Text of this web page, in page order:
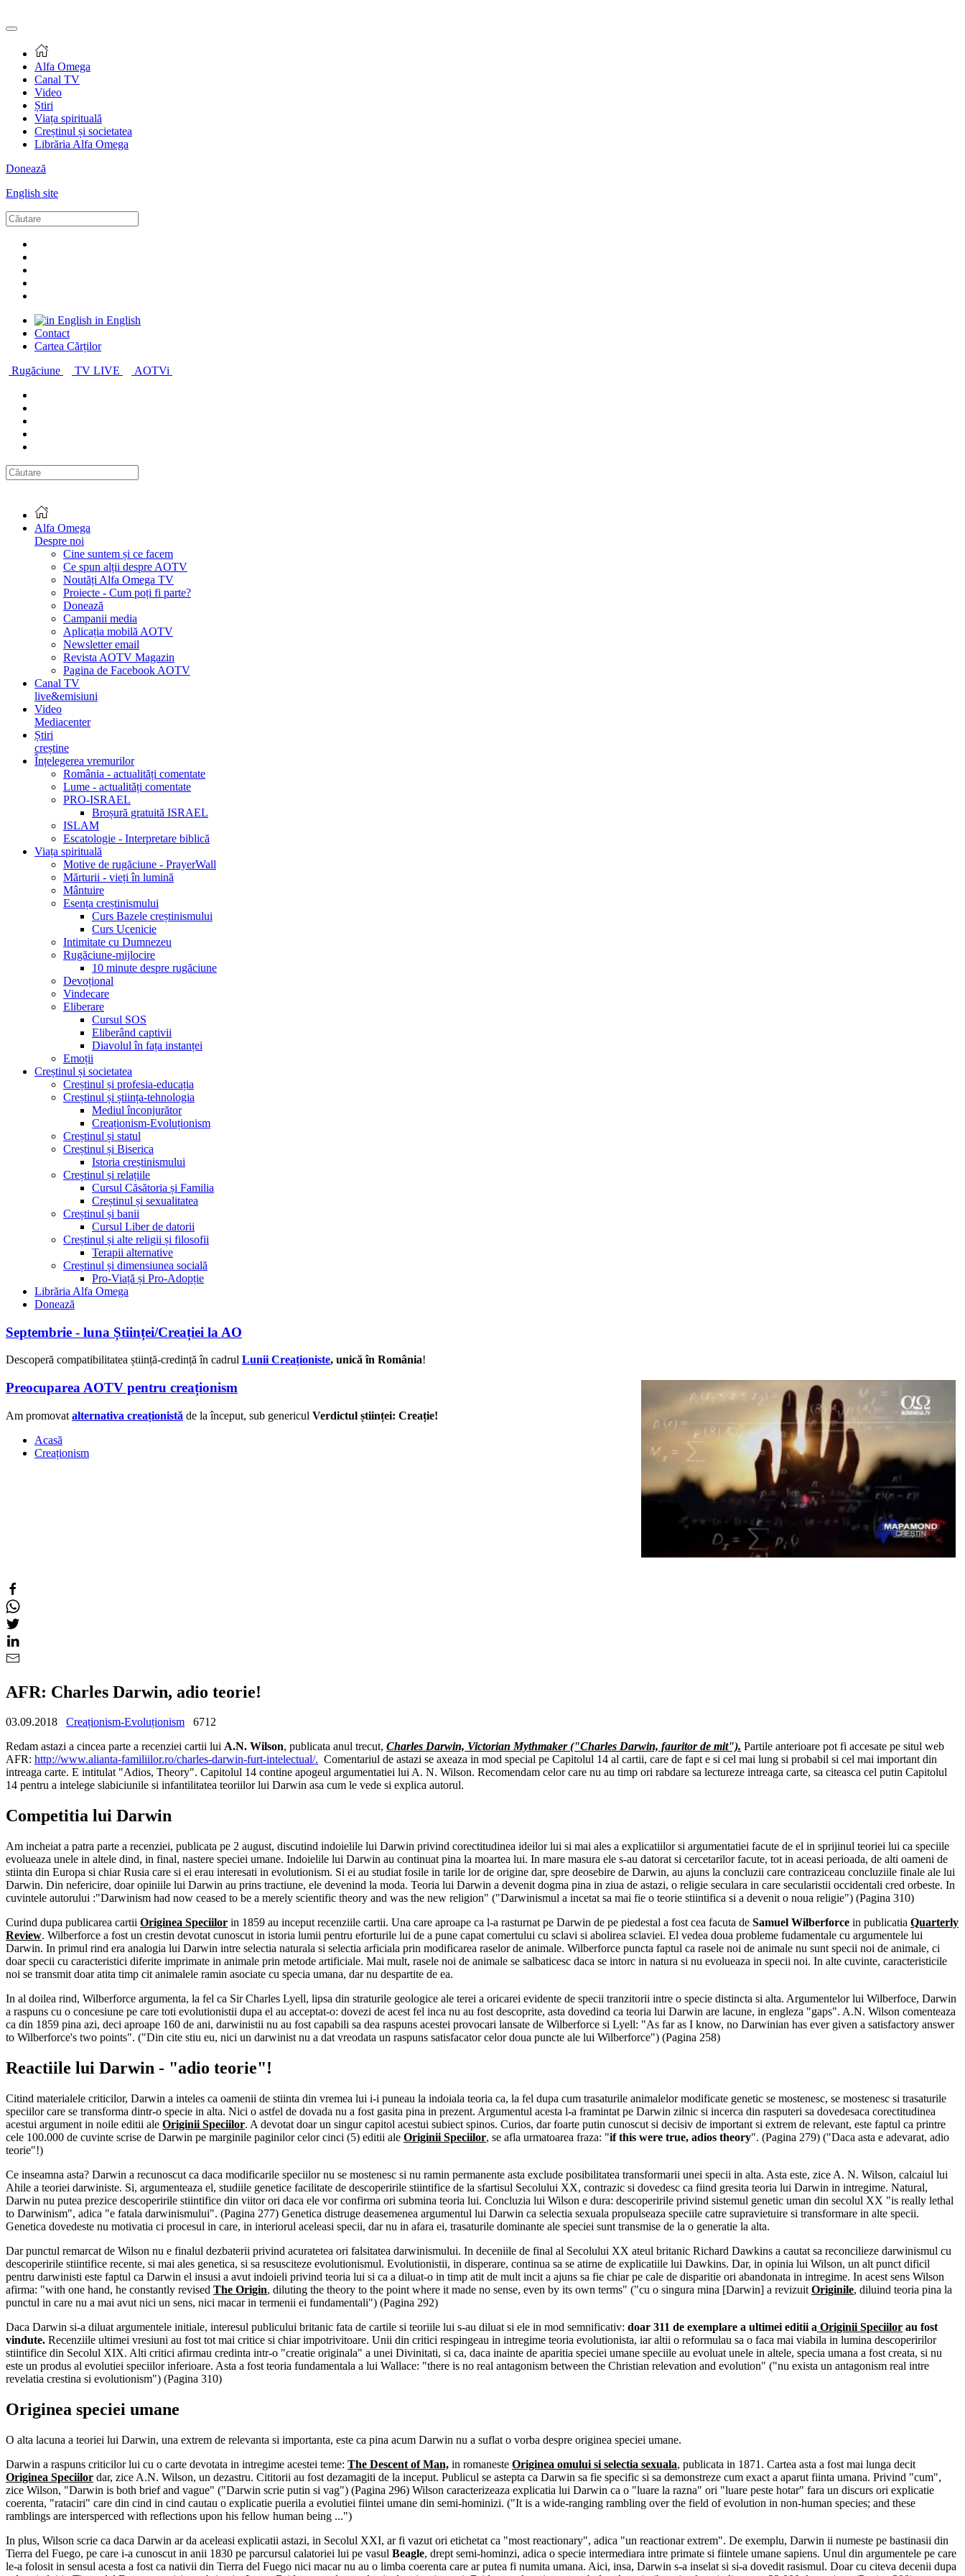
Alfa Omega
Canal TV
Video
Știri
Viața spirituală
Creștinul și societatea
Librăria Alfa Omega
Donează
English site
in English
Contact
Cartea Cărților
Rugăciune
TV LIVE AOTVi
Alfa Omega
Despre noi
Cine suntem și ce facem
Ce spun alții despre AOTV
Noutăți Alfa Omega TV
Proiecte - Cum poți fi parte?
Donează
Campanii media
Aplicația mobilă AOTV
Newsletter email
Revista AOTV Magazin
Pagina de Facebook AOTV
Canal TV
live&emisiuni
Video
Mediacenter
Știri
creștine
Înțelegerea vremurilor
România - actualități comentate
Lume - actualități comentate
PRO-ISRAEL
Broșură gratuită ISRAEL
ISLAM
Escatologie - Interpretare biblică
Viața spirituală
Motive de rugăciune - PrayerWall
Mărturii - vieți în lumină
Mântuire
Esența creștinismului
Curs Bazele creștinismului
Curs Ucenicie
Intimitate cu Dumnezeu
Rugăciune-mijlocire
10 minute despre rugăciune
Devoțional
Vindecare
Eliberare
Cursul SOS
Eliberând captivii
Diavolul în fața instanței
Emoții
Creștinul și societatea
Creștinul și profesia-educația
Creștinul și știința-tehnologia
Mediul înconjurător
Creaționism-Evoluționism
Creștinul și statul
Creștinul și Biserica
Istoria creștinismului
Creștinul și relațiile
Cursul Căsătoria și Familia
Creștinul și sexualitatea
Creștinul și banii
Cursul Liber de datorii
Creștinul și alte religii și filosofii
Terapii alternative
Creștinul și dimensiunea socială
Pro-Viață și Pro-Adopție
Librăria Alfa Omega
Donează
Septembrie - luna Științei/Creației la AO
Descoperă compatibilitatea știință-credință în cadrul Lunii Creaționiste, unică în România!
Preocuparea AOTV pentru creaționism
Am promovat alternativa creaționistă de la început, sub genericul Verdictul științei: Creație!
Acasă
Creaționism
AFR: Charles Darwin, adio teorie!
03.09.2018 Creaționism-Evoluționism
6712
Redam astazi a cincea parte a recenziei cartii lui A.N. Wilson, publicata anul trecut, Charles Darwin, Victorian Mythmaker ("Charles Darwin, fauritor de mit"). Partile anterioare pot fi accesate pe situl web
AFR: http://www.alianta-familiilor.ro/charles-darwin-furt-intelectual/. Comentariul de astazi se axeaza in mod special pe Capitolul 14 al cartii, care de fapt e si cel mai lung si probabil si cel mai important din
intreaga carte. E intitulat "Adios, Theory". Capitolul 14 contine apogeul argumentatiei lui A. N. Wilson. Recomendam celor care nu au timp ori rabdare sa lectureze intreaga carte, sa citeasca cel putin Capitolul
14 pentru a intelege slabiciunile si infantilitatea teoriilor lui Darwin asa cum le vede si explica autorul.
Competitia lui Darwin
Am incheiat a patra parte a recenziei, publicata pe 2 august, discutind indoielile lui Darwin privind corectitudinea ideilor lui si mai ales a explicatiilor si argumentatiei facute de el in sprijinul teoriei lui ca speciile
evolueaza unele in altele dind, in final, nastere speciei umane. Indoielile lui Darwin au continuat pina la moartea lui. In mare masura ele s-au datorat si cercetarilor facute, tot in aceasi perioada, de alti oameni de
stiinta din Europa si chiar Rusia care si ei erau interesati in evolutionism. Si ei au studiat fosile in tarile lor de origine dar, spre deosebire de Darwin, au ajuns la concluzii care contraziceau concluziile finale ale lui
Darwin. Din nefericire, doar opiniile lui Darwin au prins tractiune, ele devenind la moda. Teoria lui Darwin a devenit dogma pina in ziua de astazi, o religie seculara in care secularistii occidentali cred orbeste. In
cuvintele autorului :"Darwinism had now ceased to be a merely scientific theory and was the new religion" ("Darwinismul a incetat sa mai fie o teorie stiintifica si a devenit o noua religie") (Pagina 310)
Curind dupa publicarea cartii Originea Speciilor in 1859 au inceput recenziile cartii. Una care aproape ca l-a rasturnat pe Darwin de pe piedestal a fost cea facuta de Samuel Wilberforce in publicatia Quarterly
Review. Wilberforce a fost un crestin devotat cunoscut in istoria lumii pentru eforturile lui de a pune capat comertului cu sclavi si abolirea sclaviei. El vedea doua probleme fudamentale cu argumentele lui
Darwin. In primul rind era analogia lui Darwin intre selectia naturala si selectia arficiala prin modificarea raselor de animale. Wilberforce puncta faptul ca rasele noi de animale nu sunt specii noi de animale, ci
doar specii cu caracteristici diferite imprimate in animale prin metode artificiale. Mai mult, rasele noi de animale se salbaticesc daca se intorc in natura si nu evolueaza in specii noi. In alte cuvinte, caracteristicile
noi se transmit doar atita timp cit animalele ramin asociate cu specia umana, dar nu despartite de ea.
In al doilea rind, Wilberforce argumenta, la fel ca Sir Charles Lyell, lipsa din straturile geologice ale terei a oricarei evidente de specii tranzitorii intre o specie distincta si alta. Argumentelor lui Wilberfoce, Darwin
a raspuns cu o concesiune pe care toti evolutionistii dupa el au acceptat-o: dovezi de acest fel inca nu au fost descoprite, asta dovedind ca teoria lui Darwin are lacune, in engleza "gaps". A.N. Wilson comenteaza
ca din 1859 pina azi, deci aproape 160 de ani, darwinistii nu au fost capabili sa dea raspuns acestei provocari lansate de Wilberforce si Lyell: "As far as I know, no Darwinian has ever given a satisfactory answer
to Wilberforce's two points". ("Din cite stiu eu, nici un darwinist nu a dat vreodata un raspuns satisfacator celor doua puncte ale lui Wilberforce") (Pagina 258)
Reactiile lui Darwin - "adio teorie"!
Citind materialele criticilor, Darwin a inteles ca oamenii de stiinta din vremea lui i-i puneau la indoiala teoria ca, la fel dupa cum trasaturile animalelor modificate genetic se mostenesc, se mostenesc si trasaturile
speciilor care se transforma dintr-o specie in alta. Nici o astfel de dovada nu a fost gasita pina in prezent. Argumentul acesta l-a framintat pe Darwin zilnic si incerca din rasputeri sa dovedesaca corectitudinea
acestui argument in noile editii ale Originii Speciilor. A devotat doar un singur capitol acestui subiect spinos. Curios, dar foarte putin cunoscut si decisiv de important si extrem de relevant, este faptul ca printre
cele 100.000 de cuvinte scrise de Darwin pe marginile paginilor celor cinci (5) editii ale Originii Speciilor, se afla urmatoarea fraza: "if this were true, adios theory". (Pagina 279) ("Daca asta e adevarat, adio
teorie"!)
Ce inseamna asta? Darwin a recunoscut ca daca modificarile speciilor nu se mostenesc si nu ramin permanente asta exclude posibilitatea transformarii unei specii in alta. Asta este, zice A. N. Wilson, calcaiul lui
Ahile a teoriei darwiniste. Si, argumenteaza el, studiile genetice facilitate de descoperirile stiintifice de la sfartisul Secolului XX, contrazic si dovedesc ca fiind gresita teoria lui Darwin in intregime. Natural,
Darwin nu putea prezice descoperirile stiintifice din viitor ori daca ele vor confirma ori submina teoria lui. Concluzia lui Wilson e dura: descoperirile privind sistemul genetic uman din secolul XX "is really lethal
to Darwinism", adica "e fatala darwinismului". (Pagina 277) Genetica distruge deasemenea argumentul lui Darwin ca selectia sexuala propulseaza speciile catre supravietuire si transformare in alte specii.
Genetica dovedeste nu motivatia ci procesul in care, in interiorul aceleasi specii, dar nu in afara ei, trasaturile dominante ale speciei sunt transmise de la o generatie la alta.
Dar punctul remarcat de Wilson nu e finalul dezbaterii privind acuratetea ori falsitatea darwinismului. In deceniile de final al Secolului XX ateul britanic Richard Dawkins a cautat sa reconcilieze darwinismul cu
descoperirile stiintifice recente, si mai ales genetica, si sa resusciteze evolutionismul. Evolutionistii, in disperare, continua sa se atirne de explicatiile lui Dawkins. Dar, in opinia lui Wilson, un alt punct dificil
pentru darwinisti este faptul ca Darwin el insusi a avut indoieli privind teoria lui si ca a diluat-o in timp atit de mult incit a ajuns sa fie chiar pe cale de disparitie ori abandonata in intregime. In acest sens Wilson
afirma: "with one hand, he constantly revised The Origin, diluting the theory to the point where it made no sense, even by its own terms" ("cu o singura mina [Darwin] a revizuit Originile, diluind teoria pina la
punctul in care nu a mai avut nici un sens, nici macar in termenii ei fundamentali") (Pagina 292)
Daca Darwin si-a diluat argumentele initiale, interesul publicului britanic fata de cartile si teoriile lui s-au diluat si ele in mod semnificativ: doar 311 de exemplare a ultimei editii a Originii Speciilor au fost
vindute. Recenziile ultimei vresiuni au fost tot mai critice si chiar impotrivitoare. Unii din critici respingeau in intregime teoria evolutionista, iar altii o reformulau sa o faca mai viabila in lumina descoperirilor
stiintifice din Secolul XIX. Alti critici afirmau credinta intr-o "creatie originala" a unei Divinitati, si ca, daca inainte de aparitia speciei umane speciile au evoluat unele in altele, specia umana a fost creata, si nu
este un produs al evolutiei speciilor inferioare. Asta a fost teoria fundamentala a lui Wallace: "there is no real antagonism between the Christian relevation and evolution" ("nu exista un antagonism real intre
revelatia crestina si evolutionism") (Pagina 310)
Originea speciei umane
O alta lacuna a teoriei lui Darwin, una extrem de relevanta si importanta, este ca pina acum Darwin nu a suflat o vorba despre originea speciei umane.
Darwin a raspuns criticilor lui cu o carte devotata in intregime acestei teme: The Descent of Man, in romaneste Originea omului si selectia sexuala, publicata in 1871. Cartea asta a fost mai lunga decit
Originea Speciilor dar, zice A.N. Wilson, un dezastru. Cititorii au fost dezamagiti de la inceput. Publicul se astepta ca Darwin sa fie specific si sa demonstreze cum exact a aparut fiinta umana. Privind "cum",
zice Wilson, "Darwin is both brief and vague" ("Darwin scrie putin si vag") (Pagina 296) Wilson caracterizeaza explicatia lui Darwin ca o "luare la razna" ori "luare peste hotar" fara un discurs ori explicatie
coerenta, "rataciri" care din cind in cind cautau o explicatie puerila a evolutiei fiintei umane din semi-hominizi. ("It is a wide-ranging rambling over the field of evolution in non-human species; and these
ramblings are intersperced with reflections upon his fellow human being ...")
In plus, Wilson scrie ca daca Darwin ar da aceleasi explicatii astazi, in Secolul XXI, ar fi vazut ori etichetat ca "most reactionary", adica "un reactionar extrem". De exemplu, Darwin ii numeste pe bastinasii din
Tierra del Fuego, pe care i-a cunoscut in anii 1830 pe parcursul calatoriei lui pe vasul Beagle, drept semi-hominzi, adica o specie intermediara intre primate si fiintele umane sapiens. Unul din argumentele pe care
le-a folosit in sensul acesta a fost ca nativii din Tierra del Fuego nici macar nu au o limba coerenta care ar putea fi numita umana. Aici, insa, Darwin s-a inselat si si-a dovedit rasismul. Doar cu citeva decenii dupa